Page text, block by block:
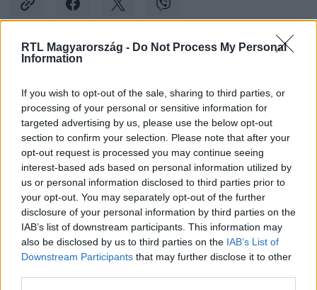
RTL Magyarország - Do Not Process My Personal
Information
If you wish to opt-out of the sale, sharing to third parties, or
processing of your personal or sensitive information for
targeted advertising by us, please use the below opt-out
section to confirm your selection. Please note that after your
opt-out request is processed you may continue seeing
interest-based ads based on personal information utilized by
us or personal information disclosed to third parties prior to
your opt-out. You may separately opt-out of the further
disclosure of your personal information by third parties on the
IAB’s list of downstream participants. This information may
also be disclosed by us to third parties on the IAB’s List of
Downstream Participants that may further disclose it to other
Facebookon is!
Követem
RENDŐRSÉG KÁRTÉRÍTÉSI PER
#RENDŐRI TÚLKAPÁS # BEINTÉS